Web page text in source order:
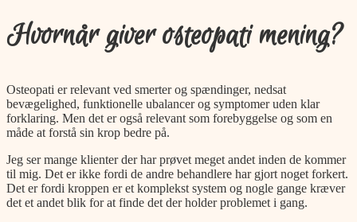
Hvornår giver osteopati mening?
Osteopati er relevant ved smerter og spændinger, nedsat
bevægelighed, funktionelle ubalancer og symptomer uden klar
forklaring. Men det er også relevant som forebyggelse og som en
måde at forstå sin krop bedre på.
Jeg ser mange klienter der har prøvet meget andet inden de kommer
til mig. Det er ikke fordi de andre behandlere har gjort noget forkert.
Det er fordi kroppen er et komplekst system og nogle gange kræver
det et andet blik for at finde det der holder problemet i gang.